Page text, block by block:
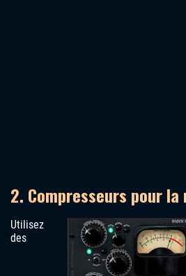
2. Compresseurs pour
Utilisez
des